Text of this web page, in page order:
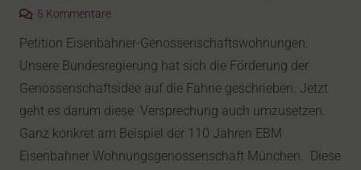
5 Kommentare
Petition Eisenbahner-Genossenschaftswohnungen.
Unsere Bundesregierung hat sich die Förderung der
Genossenschaftsidee auf die Fahne geschrieben. Jetzt
geht es darum diese Versprechung auch umzusetzen.
Ganz konkret am Beispiel der 110 Jahren EBM
Eisenbahner Wohnungsgenossenschaft München. Diese